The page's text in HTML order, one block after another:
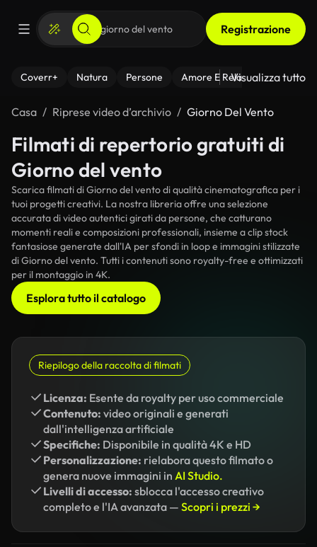
Registrazione
Coverr+ Natura Persone Amore E Relazioni Il
Visualizza tutto
Casa Riprese video d’archivio Giorno Del Vento
Filmati di repertorio gratuiti di
Giorno del vento
Scarica filmati di Giorno del vento di qualità cinematografica per i
tuoi progetti creativi. La nostra libreria offre una selezione
accurata di video autentici girati da persone, che catturano
momenti reali e composizioni professionali, insieme a clip stock
fantasiose generate dall'IA per sfondi in loop e immagini stilizzate
di Giorno del vento. Tutti i contenuti sono royalty-free e ottimizzati
per il montaggio in 4K.
Esplora tutto il catalogo
Riepilogo della raccolta di filmati
Licenza: Esente da royalty per uso commerciale
Contenuto: video originali e generati
dall'intelligenza artificiale
Specifiche: Disponibile in qualità 4K e HD
Personalizzazione: rielabora questo filmato o
genera nuove immagini in AI Studio.
Livelli di accesso: sblocca l'accesso creativo
completo e l'IA avanzata — Scopri i prezzi →